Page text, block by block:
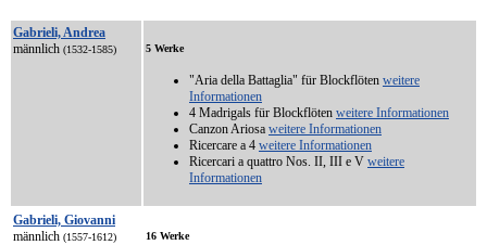
Gabrieli, Andrea
männlich (1532-1585) 5 Werke
"Aria della Battaglia" für Blockflöten weitere
Informationen
4 Madrigals für Blockflöten weitere Informationen
Canzon Ariosa weitere Informationen
Ricercare a 4 weitere Informationen
Ricercari a quattro Nos. II, III e V weitere
Informationen
Gabrieli, Giovanni
männlich (1557-1612) 16 Werke